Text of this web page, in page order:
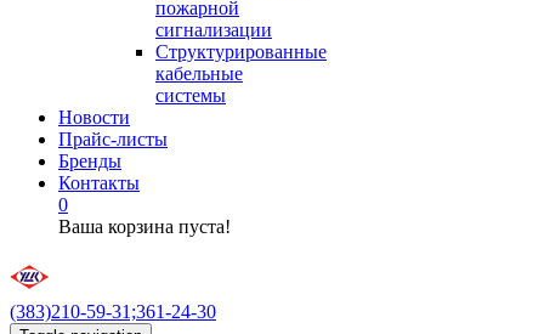
пожарной
сигнализации
Структурированные
кабельные
системы
Новости
Прайс-листы
Бренды
Контакты
0
Ваша корзина пуста!
(383)210-59-31;361-24-30